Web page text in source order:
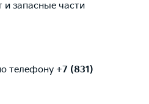
запасные части
телефону +7 (831)